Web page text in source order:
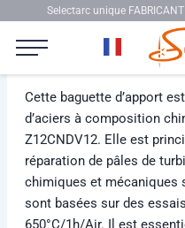
Aller au contenu
Selectarc unique
Cette baguette d’apport
d’aciers à composition
Z12CNDV12. Elle est
réparation de pâles de
chimiques et mécaniques
sont basées sur des
650°C/1h/Air. Il est